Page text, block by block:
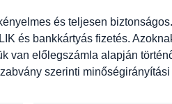
és teljesen
és bankkártyás fizetés.
van előlegszámla alapján
szerinti